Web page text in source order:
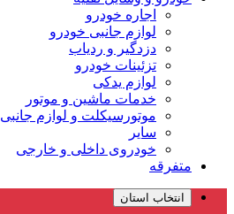
اجاره خودرو
لوازم جانبی خودرو
دزدگیر و ردیاب
تزئینات خودرو
لوازم یدکی
خدمات ماشین و موتور
موتورسیکلت و لوازم جانبی
سایر
خودروی داخلی و خارجی
متفرقه
انتخاب استان